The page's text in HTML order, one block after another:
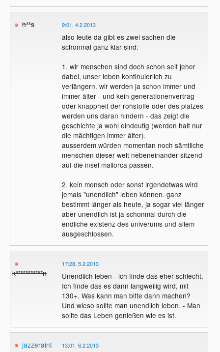
h**s 9:01, 4.2.2013
also leute da gibt es zwei sachen die
schonmal ganz klar sind:
1. wir menschen sind doch schon seit jeher
dabei, unser leben kontinuierlich zu
verlängern. wir werden ja schon immer und
immer älter - und kein generationenvertrag
oder knappheit der rohstoffe oder des platzes
werden uns daran hindern - das zeigt die
geschichte ja wohl eindeutig (werden halt nur
die mächtigen immer älter).
ausserdem würden momentan noch sämtliche
menschen dieser welt nebeneinander sitzend
auf die insel mallorca passen.
2. kein mensch oder sonst irgendetwas wird
jemals "unendlich" leben können. ganz
bestimmt länger als heute, ja sogar viel länger
aber unendlich ist ja schonmal durch die
endliche existenz des univerums und allem
ausgeschlossen.
k***********n
17:28, 5.2.2013
Unendlich leben - ich finde das eher schlecht.
Ich finde das es dann langweilig wird, mit
130+. Was kann man bitte dann machen?
Und wieso sollte man unendlich leben. - Man
sollte das Leben genießen wie es ist.
jazzeraint
13:01, 6.2.2013